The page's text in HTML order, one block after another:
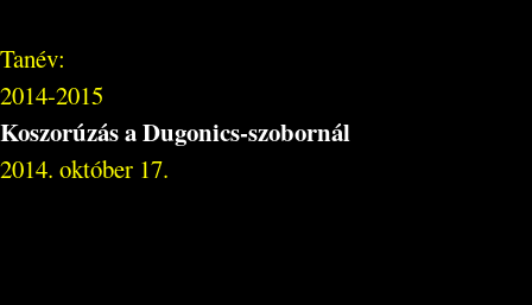
Tanév:
2014-2015
Koszorúzás a Dugonics-szobornál
2014. október 17.